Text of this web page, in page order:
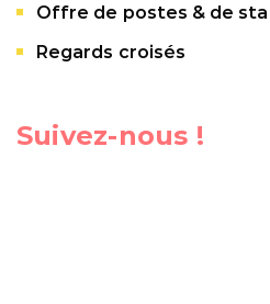
Offre de postes & de
Regards croisés
Suivez-nous !